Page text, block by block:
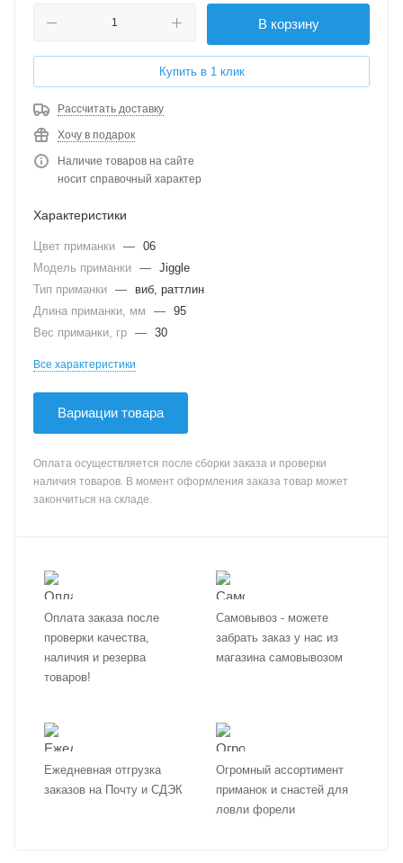
В корзину
Купить в 1 клик
Рассчитать доставку
Хочу в подарок
Наличие товаров на сайте
носит справочный характер
Характеристики
Цвет приманки — 06
Модель приманки — Jiggle
Тип приманки —
виб, раттлин
Длина приманки, мм
— 95
Вес приманки, гр — 30
Все характеристики
Вариации товара
Оплата осуществляется после сборки заказа и проверки
наличия товаров. В момент оформления заказа товар может
закончиться на складе.
Оплата заказа после
проверки качества,
наличия и резерва
товаров!
Самовывоз - можете
забрать заказ у нас из
магазина самовывозом
Ежедневная отгрузка
заказов на Почту и СДЭК
Огромный ассортимент
приманок и снастей для
ловли форели